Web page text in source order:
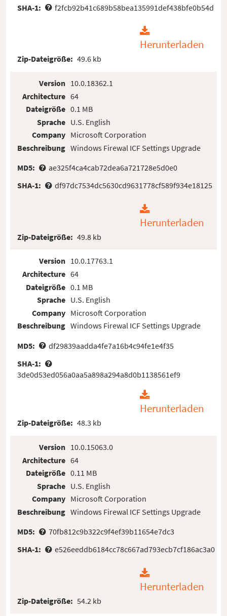
SHA-1:
f2fcb92b41c689b58bea135991def438bfe0b54d
Herunterladen
Zip-Dateigröße: 49.6 kb
Version
Architecture
Dateigröße
Sprache
Company
Beschreibung
10.0.18362.1
64
0.1 MB
U.S. English
Microsoft Corporation
Windows Firewal ICF Settings Upgrade
MD5:
ae325f4ca4cab72dea6a721728e5d0e0
SHA-1:
df97dc7534dc5630cd9631778cf589f934e18125
Herunterladen
Zip-Dateigröße: 49.8 kb
Version
Architecture
Dateigröße
Sprache
Company
Beschreibung
10.0.17763.1
64
0.1 MB
U.S. English
Microsoft Corporation
Windows Firewal ICF Settings Upgrade
MD5:
df29839aadda4fe7a16b4c94fe1e4f35
SHA-1:
3de0d53ed056a0aa5a898a294a8d0b1138561ef9
Herunterladen
Zip-Dateigröße: 48.3 kb
Version
Architecture
Dateigröße
Sprache
Company
Beschreibung
10.0.15063.0
64
0.11 MB
U.S. English
Microsoft Corporation
Windows Firewal ICF Settings Upgrade
MD5:
70fb812c9b322c9f4ef39b11654e7dc3
SHA-1:
e526eeddb6184cc78c667ad793ecb7cf186ac3a0
Herunterladen
Zip-Dateigröße: 54.2 kb